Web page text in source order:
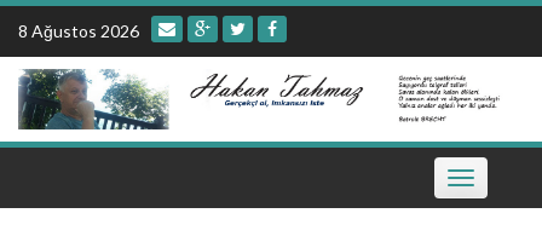
Skip
content
8 Ağustos 2026
Toggle
navigation